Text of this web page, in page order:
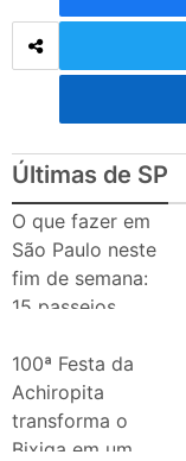
Últimas de SP
O que fazer em
São Paulo neste
fim de semana:
15 passeios
dias 8 e 9 de
agosto de 2026
100ª Festa da
Achiropita
transforma o
Bixiga em um